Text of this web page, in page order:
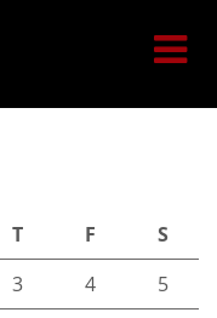
T F S
3 4
5